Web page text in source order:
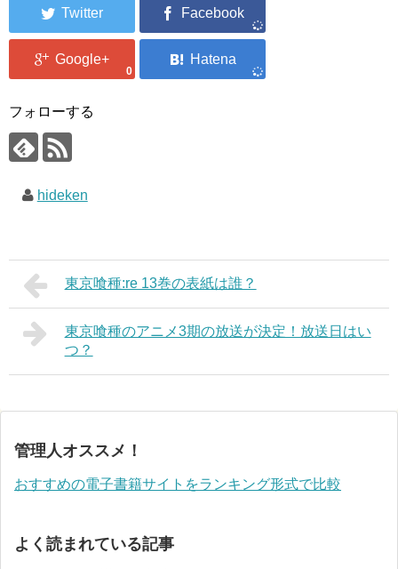
0
フォローする
hideken
東京喰種:re 13巻の表紙は誰？
東京喰種のアニメ3期の放送が決定！放送日はい
つ？
管理人オススメ！
おすすめの電子書籍サイトをランキング形式で比較
よく読まれている記事